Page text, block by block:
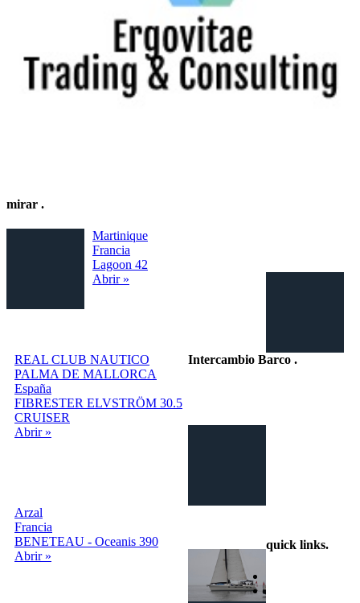
mirar .
Martinique
Francia
Lagoon 42
Abrir »
REAL CLUB NAUTICO
PALMA DE MALLORCA
España
FIBRESTER ELVSTRÖM 30.5
CRUISER
Abrir »
Arzal
Francia
BENETEAU - Oceanis 390
Abrir »
Intercambio Barco .
quick links.